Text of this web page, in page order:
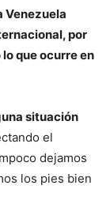
Venezuela
por
que ocurre en
situación
el
dejamos
los pies bien